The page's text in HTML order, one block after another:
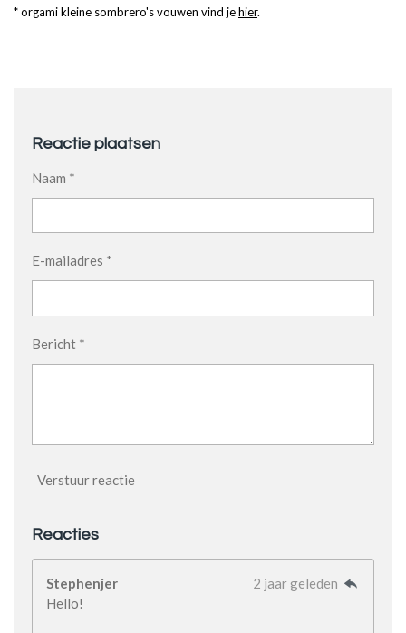
* orgami kleine sombrero's vouwen vind jehier.
Reactie plaatsen
Naam *
E-mailadres *
Bericht *
Verstuur reactie
Reacties
Stephenjer
2 jaar geleden
Hello!